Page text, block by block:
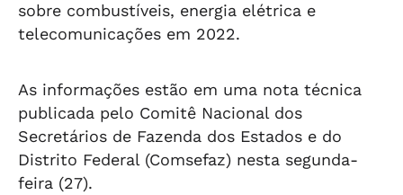
sobre combustíveis, energia elétrica e
telecomunicações em 2022.
As informações estão em uma nota técnica
publicada pelo Comitê Nacional dos
Secretários de Fazenda dos Estados e do
Distrito Federal (Comsefaz) nesta segunda-
feira (27).